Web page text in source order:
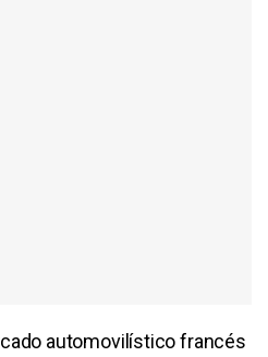
automovilístico francés